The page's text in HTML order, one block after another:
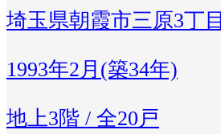
埼玉県朝霞市三原3丁
1993年2月(築34年)
地上3階 / 全20戸